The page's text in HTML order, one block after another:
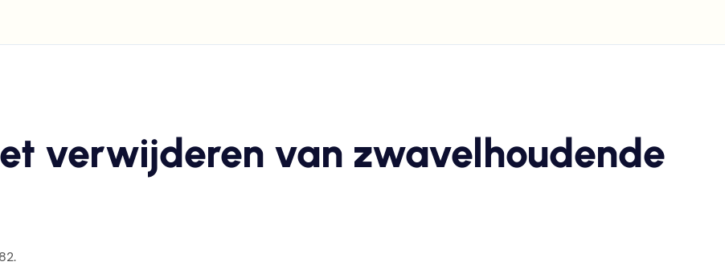
verwijderen van zwavelhoudende